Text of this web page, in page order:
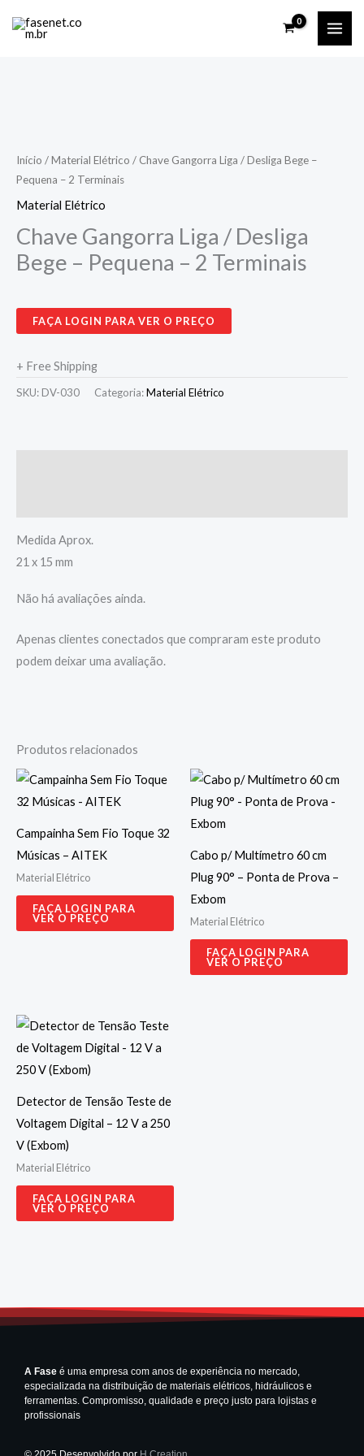
para
Início /Material Elétrico / Chave Gangorra Liga / Desliga Bege –
Pequena – 2 Terminais
Material Elétrico
Chave Gangorra Liga / Desliga
Bege – Pequena – 2 Terminais
FAÇA LOGIN PARA VER O PREÇO
+ Free Shipping
SKU: DV-030 Categoria:Material Elétrico
Medida Aprox.
21 x 15 mm
Não há avaliações ainda.
Apenas clientes conectados que compraram este produto
podem deixar uma avaliação.
Produtos relacionados
Campainha Sem Fio Toque 32
Músicas – AITEK
Material Elétrico
FAÇA LOGIN PARA
VER O PREÇO
Cabo p/ Multímetro 60 cm
Plug 90° – Ponta de Prova –
Exbom
Material Elétrico
FAÇA LOGIN PARA
VER O PREÇO
Detector de Tensão Teste de
Voltagem Digital – 12 V a 250
V (Exbom)
Material Elétrico
FAÇA LOGIN PARA
VER O PREÇO
A Fase é uma empresa com anos de experiência no mercado,
especializada na distribuição de materiais elétricos, hidráulicos e
ferramentas. Compromisso, qualidade e preço justo para lojistas e
profissionais